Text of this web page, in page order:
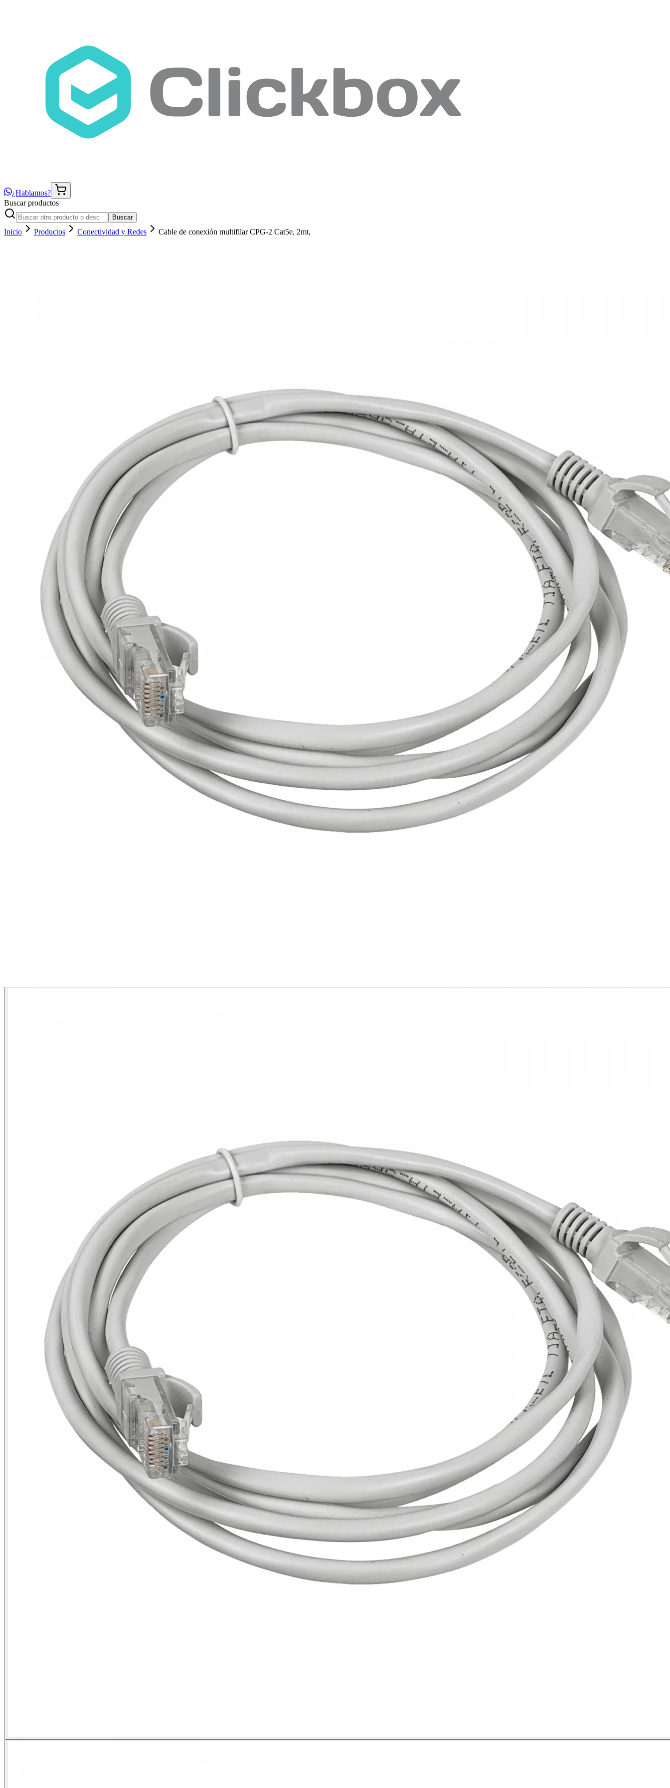
¿Hablamos?
Buscar productos
Buscar
Inicio Productos Conectividad y Redes Cable de conexión multifilar CPG-2 Cat5e, 2mt,